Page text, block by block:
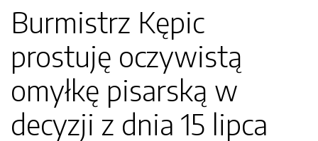
Burmistrz Kępic
prostuję oczywistą
omyłkę pisarską w
decyzji z dnia 15 lipca